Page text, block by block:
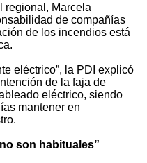
regional, Marcela
de compañías
de los incendios está
eléctrico”, la PDI explicó
de la faja de
eléctrico, siendo
mantener en
son habituales”